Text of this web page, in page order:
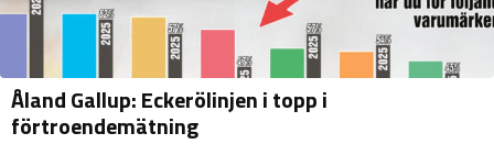
Åland Gallup: Eckerölinjen i topp i
förtroendemätning